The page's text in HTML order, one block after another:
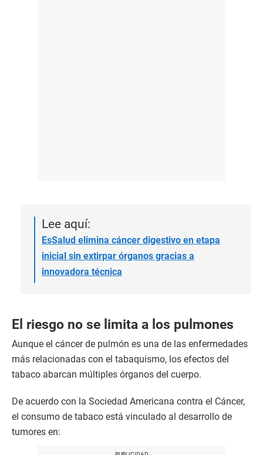
Lee aquí:
EsSalud elimina cáncer digestivo en etapa
inicial sin extirpar órganos gracias a
innovadora técnica
El riesgo no se limita a los pulmones
Aunque el cáncer de pulmón es una de las enfermedades
más relacionadas con el tabaquismo, los efectos del
tabaco abarcan múltiples órganos del cuerpo.
De acuerdo con la Sociedad Americana contra el Cáncer,
el consumo de tabaco está vinculado al desarrollo de
tumores en: